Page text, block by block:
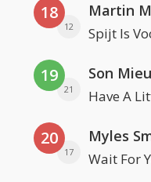
18
12
Martin
Spijt Is
19
21
Son
Have A
20
17
Myles
Wait For